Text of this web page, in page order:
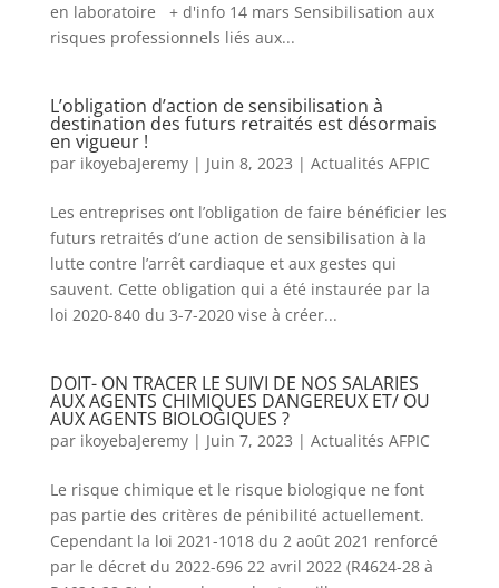
en laboratoire + d'info 14 mars Sensibilisation aux
risques professionnels liés aux...
L’obligation d’action de sensibilisation à
destination des futurs retraités est désormais
en vigueur !
par ikoyebaJeremy| Juin 8, 2023 | Actualités AFPIC
Les entreprises ont l’obligation de faire bénéficier les
futurs retraités d’une action de sensibilisation à la
lutte contre l’arrêt cardiaque et aux gestes qui
sauvent. Cette obligation qui a été instaurée par la
loi 2020-840 du 3-7-2020 vise à créer...
DOIT- ON TRACER LE SUIVI DE NOS SALARIES
AUX AGENTS CHIMIQUES DANGEREUX ET/ OU
AUX AGENTS BIOLOGIQUES ?
par ikoyebaJeremy| Juin 7, 2023 | Actualités AFPIC
Le risque chimique et le risque biologique ne font
pas partie des critères de pénibilité actuellement.
Cependant la loi 2021-1018 du 2 août 2021 renforcé
par le décret du 2022-696 22 avril 2022 (R4624-28 à